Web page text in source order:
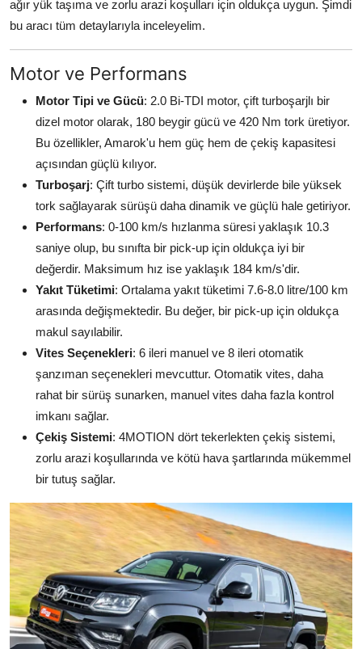
ağır yük taşıma ve zorlu arazi koşulları için oldukça uygun. Şimdi
bu aracı tüm detaylarıyla inceleyelim.
Motor ve Performans
Motor Tipi ve Gücü: 2.0 Bi-TDI motor, çift turboşarjlı bir
dizel motor olarak, 180 beygir gücü ve 420 Nm tork üretiyor.
Bu özellikler, Amarok'u hem güç hem de çekiş kapasitesi
açısından güçlü kılıyor.
Turboşarj: Çift turbo sistemi, düşük devirlerde bile yüksek
tork sağlayarak sürüşü daha dinamik ve güçlü hale getiriyor.
Performans: 0-100 km/s hızlanma süresi yaklaşık 10.3
saniye olup, bu sınıfta bir pick-up için oldukça iyi bir
değerdir. Maksimum hız ise yaklaşık 184 km/s'dir.
Yakıt Tüketimi: Ortalama yakıt tüketimi 7.6-8.0 litre/100 km
arasında değişmektedir. Bu değer, bir pick-up için oldukça
makul sayılabilir.
Vites Seçenekleri: 6 ileri manuel ve 8 ileri otomatik
şanzıman seçenekleri mevcuttur. Otomatik vites, daha
rahat bir sürüş sunarken, manuel vites daha fazla kontrol
imkanı sağlar.
Çekiş Sistemi: 4MOTION dört tekerlekten çekiş sistemi,
zorlu arazi koşullarında ve kötü hava şartlarında mükemmel
bir tutuş sağlar.